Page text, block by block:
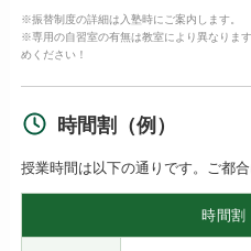
※振替制度の詳細は入塾時にご案内します。
※専用の自習室の有無は教室により異なりま
めください！
時間割（例）
授業時間は以下の通りです。ご都
時間割